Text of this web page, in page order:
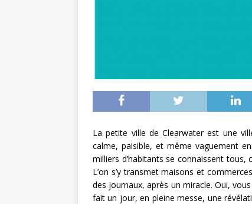
La petite ville de Clearwater est une
calme, paisible, et même vaguement
milliers d’habitants se connaissent
L’on s’y transmet maisons et
des journaux, après un miracle. Oui,
fait un jour, en pleine messe, une